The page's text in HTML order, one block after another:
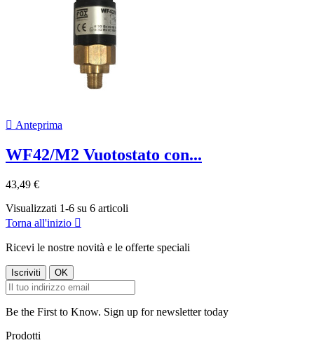
 Anteprima
WF42/M2 Vuotostato con...
43,49 €
Visualizzati 1-6 su 6 articoli
Torna all'inizio 
Ricevi le nostre novità e le offerte speciali
Be the First to Know. Sign up for newsletter today
Prodotti